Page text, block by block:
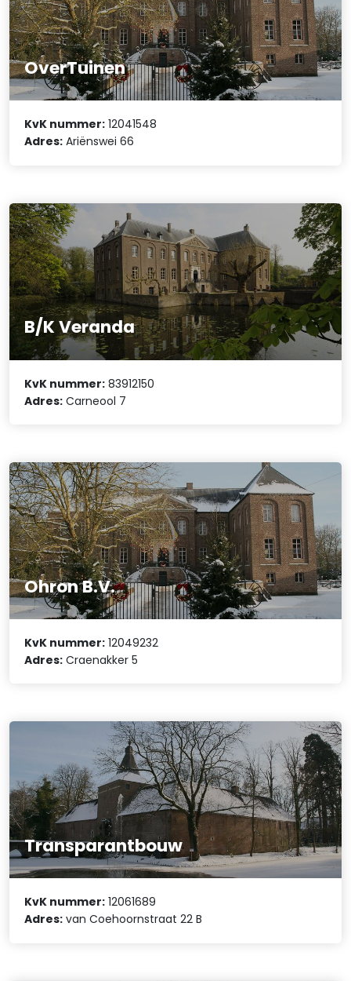
OverTuinen
KvK nummer: 12041548
Adres: Ariënswei 66
B/K Veranda
KvK nummer: 83912150
Adres: Carneool 7
Ohron B.V.
KvK nummer: 12049232
Adres: Craenakker 5
Transparantbouw
KvK nummer: 12061689
Adres: van Coehoornstraat 22 B